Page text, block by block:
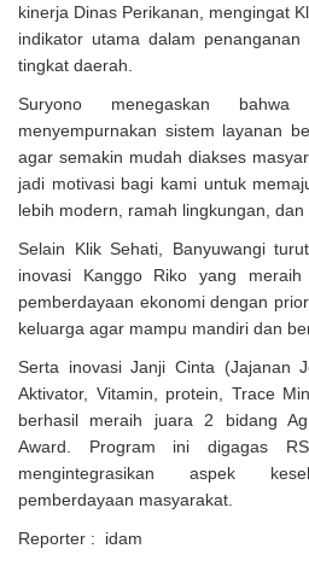
kinerja Dinas Perikanan, mengingat
indikator utama dalam
tingkat daerah.
Suryono menegaskan
menyempurnakan sistem layanan
agar semakin mudah diakses
jadi motivasi bagi kami untuk
lebih modern, ramah lingkungan, dan
Selain Klik Sehati, Banyuwangi
inovasi Kanggo Riko yang
pemberdayaan ekonomi dengan
keluarga agar mampu mandiri dan
Serta inovasi Janji Cinta (Jajanan
Aktivator, Vitamin, protein, Trace
berhasil meraih juara 2 bidang
Award. Program ini digagas
mengintegrasikan aspek
pemberdayaan masyarakat.
Reporter : idam